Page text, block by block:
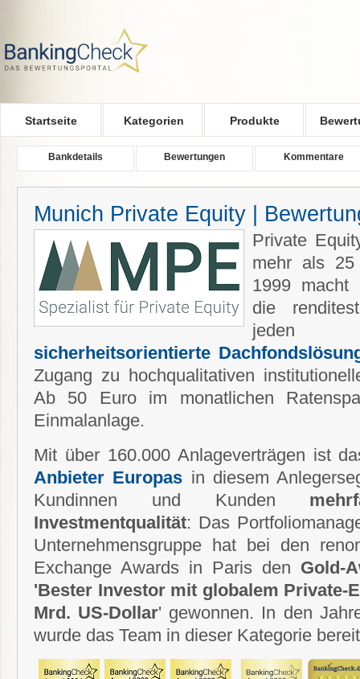
Startseite Kategorien Produkte
Bankdetails Bewertungen Kommentare
Munich Private Equity |
Private
mehr als 25
1999 macht
die
jeden
sicherheitsorientierte
Zugang zu hochqualitativen
Ab 50 Euro im monatlichen
Einmalanlage.
Mit über 160.000 Anlageverträgen ist
Anbieter Europas in diesem
Kundinnen und Kunden
Investmentqualität: Das
Unternehmensgruppe hat bei den
Exchange Awards in Paris den Gold-
'Bester Investor mit globalem Private-
Mrd. US-Dollar' gewonnen. In den
wurde das Team in dieser Kategorie